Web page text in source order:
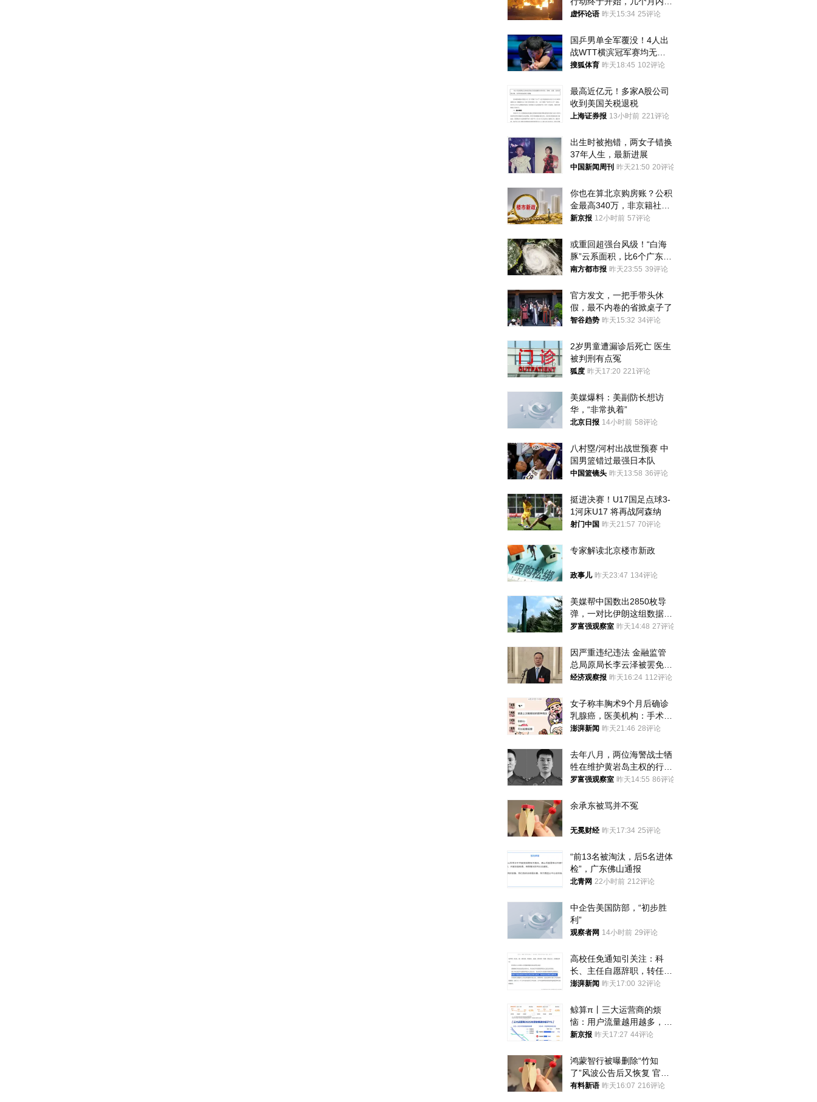
将投降
虚怀论语 昨天15:34 25评论
国乒男单全军覆没！4人出
战WTT横滨冠军赛均无缘
八强
搜狐体育 昨天18:45 102评论
最高近亿元！多家A股公司
收到美国关税退税
上海证券报 13小时前 221评论
出生时被抱错，两女子错换
37年人生，最新进展
中国新闻周刊 昨天21:50 20评论
你也在算北京购房账？公积
金最高340万，非京籍社保
1年
新京报 12小时前 57评论
或重回超强台风级！“白海
豚”云系面积，比6个广东还
大！深圳官方：注意这件事
南方都市报 昨天23:55 39评论
官方发文，一把手带头休
假，最不内卷的省掀桌子了
智谷趋势 昨天15:32 34评论
2岁男童遭漏诊后死亡 医生
被判刑有点冤
狐度 昨天17:20 221评论
美媒爆料：美副防长想访
华，“非常执着”
北京日报 14小时前 58评论
八村塁/河村出战世预赛 中
国男篮错过最强日本队
中国篮镜头 昨天13:58 36评论
挺进决赛！U17国足点球3-
1河床U17 将再战阿森纳
射门中国 昨天21:57 70评论
专家解读北京楼市新政
政事儿 昨天23:47 134评论
美媒帮中国数出2850枚导
弹，一对比伊朗这组数据，
发现出大事了
罗富强观察室 昨天14:48 27评论
因严重违纪违法 金融监管
总局原局长李云泽被罢免全
国人大代表
经济观察报 昨天16:24 112评论
女子称丰胸术9个月后确诊
乳腺癌，医美机构：手术不
可能引发癌症，建议走司法
澎湃新闻 昨天21:46 28评论
去年八月，两位海警战士牺
牲在维护黄岩岛主权的行动
中
罗富强观察室 昨天14:55 86评论
余承东被骂并不冤
无冕财经 昨天17:34 25评论
“前13名被淘汰，后5名进体
检”，广东佛山通报
北青网 22小时前 212评论
中企告美国防部，“初步胜
利”
观察者网 14小时前 29评论
高校任免通知引关注：科
长、主任自愿辞职，转任思
政辅导员
澎湃新闻 昨天17:00 32评论
鲸算π丨三大运营商的烦
恼：用户流量越用越多，收
入却越来越少
新京报 昨天17:27 44评论
鸿蒙智行被曝删除“竹知
了”风波公告后又恢复 官媒
曾力挺：劝华为要大度的，
有料新语 昨天16:07 216评论